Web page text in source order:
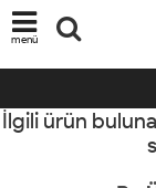
menü
İlgili ürün